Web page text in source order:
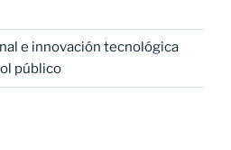
e innovación tecnológica
público